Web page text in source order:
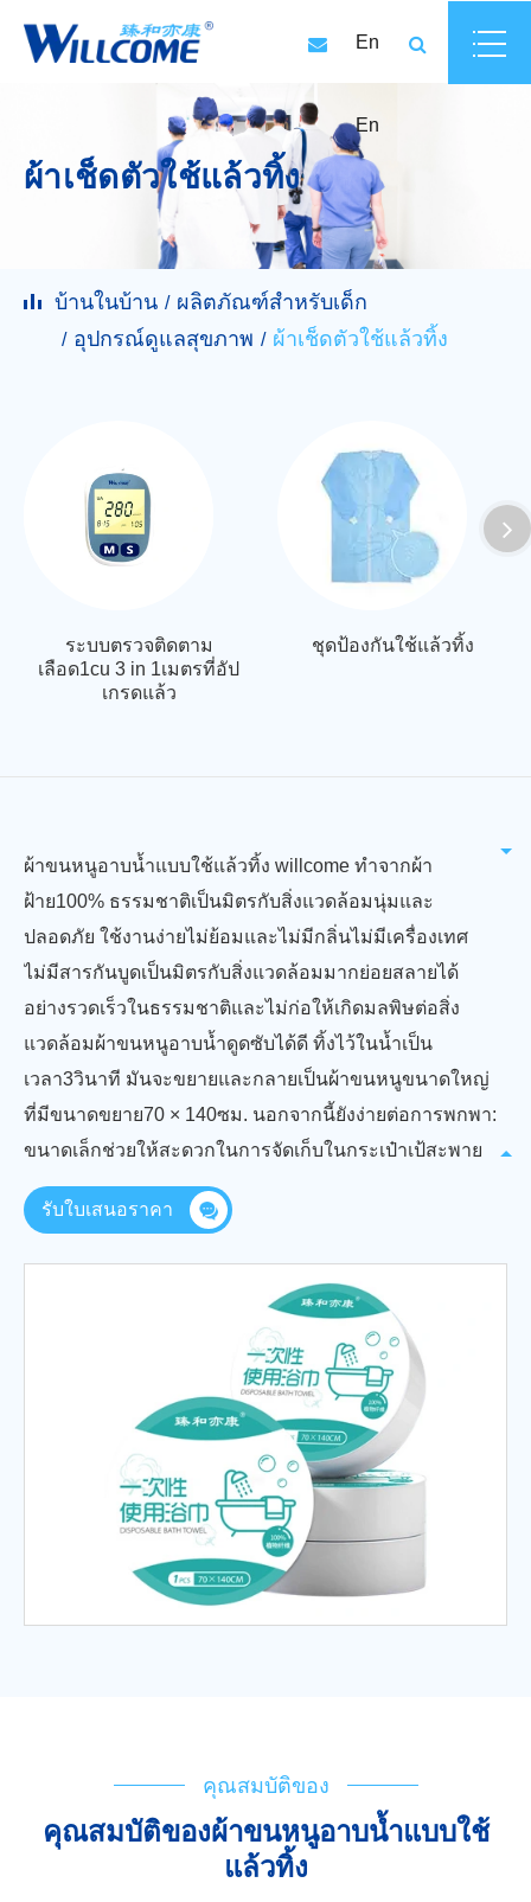
En
En
ผ้าเช็ดตัวใช้แล้วทิ้ง
บ้านในบ้าน
ผลิตภัณฑ์สำหรับเด็ก
อุปกรณ์ดูแลสุขภาพ
ผ้าเช็ดตัวใช้แล้วทิ้ง
ระบบตรวจติดตาม
เลือด1cu 3 in 1เมตรที่อัป
เกรดแล้ว
ชุดป้องกันใช้แล้วทิ้ง
ผ้าขนหนูอาบน้ำแบบใช้แล้วทิ้ง willcome ทำจากผ้า
ฝ้าย100% ธรรมชาติเป็นมิตรกับสิ่งแวดล้อมนุ่มและ
ปลอดภัย ใช้งานง่ายไม่ย้อมและไม่มีกลิ่นไม่มีเครื่องเทศ
ไม่มีสารกันบูดเป็นมิตรกับสิ่งแวดล้อมมากย่อยสลายได้
อย่างรวดเร็วในธรรมชาติและไม่ก่อให้เกิดมลพิษต่อสิ่ง
แวดล้อมผ้าขนหนูอาบน้ำดูดซับได้ดี ทิ้งไว้ในน้ำเป็น
เวลา3วินาที มันจะขยายและกลายเป็นผ้าขนหนูขนาดใหญ่
ที่มีขนาดขยาย70 × 140ซม. นอกจากนี้ยังง่ายต่อการพกพา:
ขนาดเล็กช่วยให้สะดวกในการจัดเก็บในกระเป๋าเป้สะพาย
หลังกระเป๋ากระเป๋าเดินทางและกระเป๋าผ้าอ้อม
รับใบเสนอราคา
คุณสมบัติของ
คุณสมบัติของผ้าขนหนูอาบน้ำแบบใช้
แล้วทิ้ง